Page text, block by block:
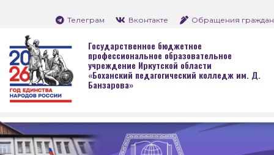
Телеграм Вконтакте Обращения граждан
Государственное бюджетное
профессиональное образовательное
учреждение Иркутской области
«Боханский педагогический колледж им. Д.
Банзарова»